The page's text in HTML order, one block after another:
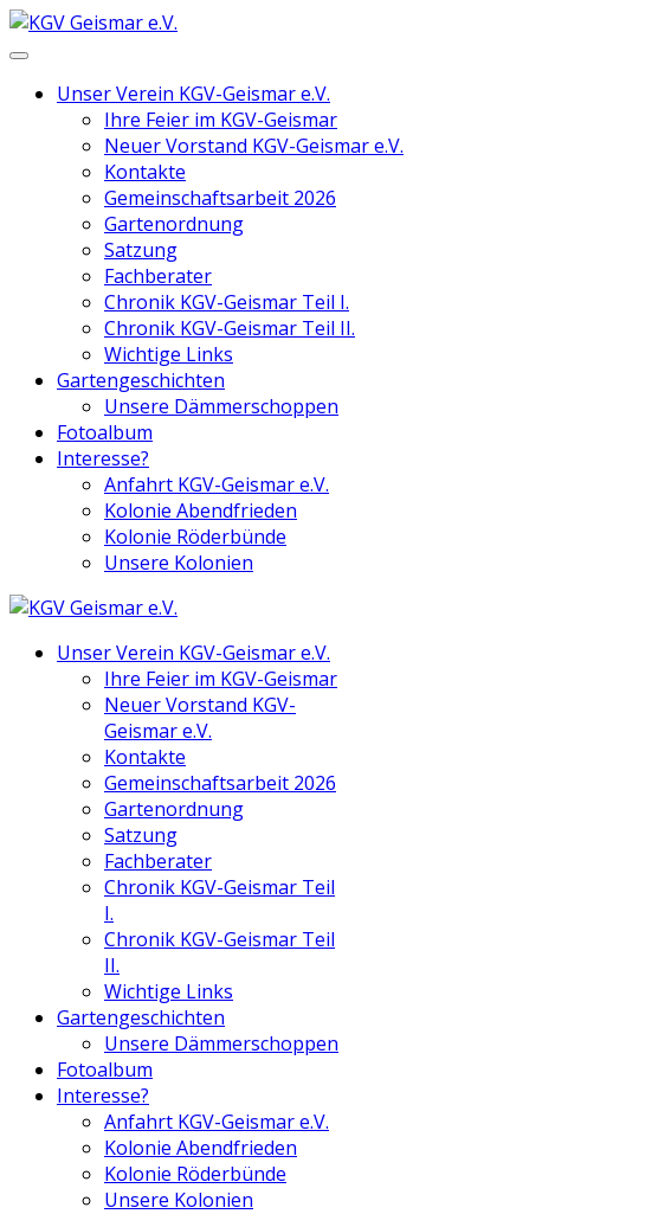
Unser Verein KGV-Geismar e.V.
Ihre Feier im KGV-Geismar
Neuer Vorstand KGV-Geismar e.V.
Kontakte
Gemeinschaftsarbeit 2026
Gartenordnung
Satzung
Fachberater
Chronik KGV-Geismar Teil I.
Chronik KGV-Geismar Teil II.
Wichtige Links
Gartengeschichten
Unsere Dämmerschoppen
Fotoalbum
Interesse?
Anfahrt KGV-Geismar e.V.
Kolonie Abendfrieden
Kolonie Röderbünde
Unsere Kolonien
Unser Verein KGV-Geismar e.V.
Ihre Feier im KGV-Geismar
Neuer Vorstand KGV-
Geismar e.V.
Kontakte
Gemeinschaftsarbeit 2026
Gartenordnung
Satzung
Fachberater
Chronik KGV-Geismar Teil
I.
Chronik KGV-Geismar Teil
II.
Wichtige Links
Gartengeschichten
Unsere Dämmerschoppen
Fotoalbum
Interesse?
Anfahrt KGV-Geismar e.V.
Kolonie Abendfrieden
Kolonie Röderbünde
Unsere Kolonien